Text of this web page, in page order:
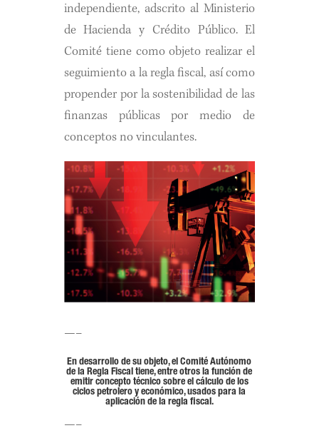
independiente, adscrito al Ministerio
de Hacienda y Crédito Público. El
Comité tiene como objeto realizar el
seguimiento a la regla fiscal, así como
propender por la sostenibilidad de las
finanzas públicas por medio de
conceptos no vinculantes.
—–
En desarrollo de su objeto, el Comité Autónomo
de la Regla Fiscal tiene, entre otros la función de
emitir concepto técnico sobre el cálculo de los
ciclos petrolero y económico, usados para la
aplicación de la regla fiscal.
—–